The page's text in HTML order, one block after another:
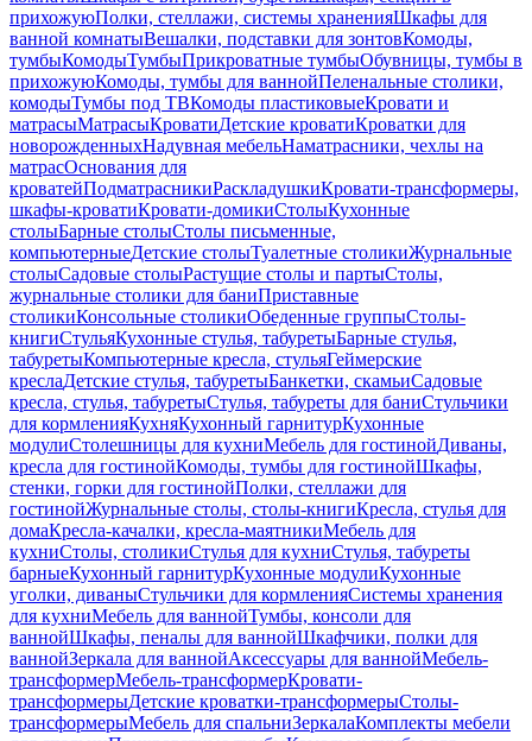
прихожуюПолки, стеллажи, системы храненияШкафы для
ванной комнатыВешалки, подставки для зонтовКомоды,
тумбыКомодыТумбыПрикроватные тумбыОбувницы, тумбы в
прихожуюКомоды, тумбы для ваннойПеленальные столики,
комодыТумбы под ТВКомоды пластиковыеКровати и
матрасыМатрасыКроватиДетские кроватиКроватки для
новорожденныхНадувная мебельНаматрасники, чехлы на
матрасОснования для
кроватейПодматрасникиРаскладушкиКровати-трансформеры,
шкафы-кроватиКровати-домикиСтолыКухонные
столыБарные столыСтолы письменные,
компьютерныеДетские столыТуалетные столикиЖурнальные
столыСадовые столыРастущие столы и партыСтолы,
журнальные столики для баниПриставные
столикиКонсольные столикиОбеденные группыСтолы-
книгиСтульяКухонные стулья, табуретыБарные стулья,
табуретыКомпьютерные кресла, стульяГеймерские
креслаДетские стулья, табуретыБанкетки, скамьиСадовые
кресла, стулья, табуретыСтулья, табуреты для баниСтульчики
для кормленияКухняКухонный гарнитурКухонные
модулиСтолешницы для кухниМебель для гостинойДиваны,
кресла для гостинойКомоды, тумбы для гостинойШкафы,
стенки, горки для гостинойПолки, стеллажи для
гостинойЖурнальные столы, столы-книгиКресла, стулья для
домаКресла-качалки, кресла-маятникиМебель для
кухниСтолы, столикиСтулья для кухниСтулья, табуреты
барныеКухонный гарнитурКухонные модулиКухонные
уголки, диваныСтульчики для кормленияСистемы хранения
для кухниМебель для ваннойТумбы, консоли для
ваннойШкафы, пеналы для ваннойШкафчики, полки для
ваннойЗеркала для ваннойАксессуары для ваннойМебель-
трансформерМебель-трансформерКровати-
трансформерыДетские кроватки-трансформерыСтолы-
трансформерыМебель для спальниЗеркалаКомплекты мебели